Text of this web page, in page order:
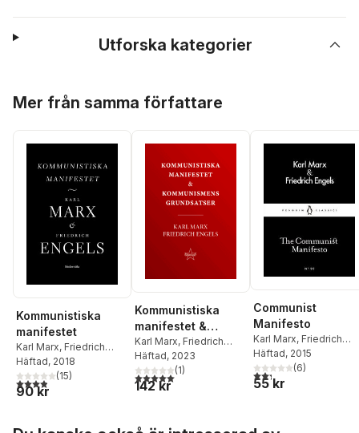
Utforska kategorier
Mer från samma författare
Kommunistiska
manifestet
Karl Marx, Friedrich
Engels
Häftad, 2018
3,9utav 5 stjärnor. Totalt antal röster:
(15)
90 kr
Kommunistiska
manifestet &
kommunismens
grundsatser
Karl Marx, Friedrich
Engels
Häftad, 2023
5,0utav 5 stjärnor. Totalt antal röster:
(1)
142 kr
Communist
Manifesto
Karl Marx, Friedrich
Engels
Häftad, 2015
2,3utav 5 stjärnor.
(6)
55 kr